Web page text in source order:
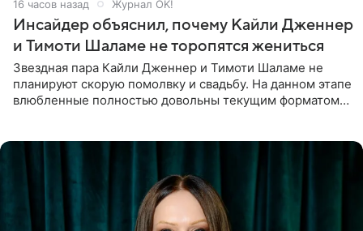
16 часов назад Журнал OK!
Инсайдер объяснил, почему Кайли Дженнер
и Тимоти Шаламе не торопятся жениться
Звездная пара Кайли Дженнер и Тимоти Шаламе не
планируют скорую помолвку и свадьбу. На данном этапе
влюбленные полностью довольны текущим форматом